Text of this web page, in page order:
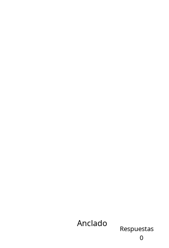
Anclado
Respuestas
0